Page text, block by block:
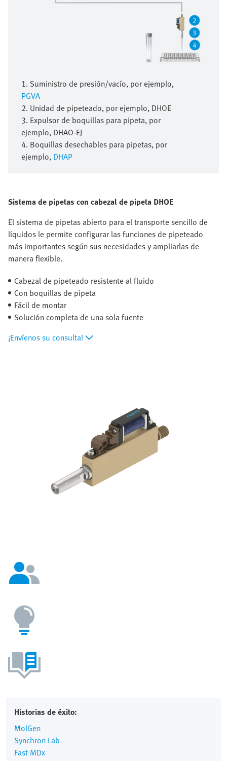
1. Suministro de presión/vacío, por ejemplo,
PGVA
2. Unidad de pipeteado, por ejemplo, DHOE
3. Expulsor de boquillas para pipeta, por
ejemplo, DHAO-EJ
4. Boquillas desechables para pipetas, por
ejemplo, DHAP
Sistema de pipetas con cabezal de pipeta DHOE
El sistema de pipetas abierto para el transporte sencillo de
líquidos le permite configurar las funciones de pipeteado
más importantes según sus necesidades y ampliarlas de
manera flexible.
Cabezal de pipeteado resistente al fluido
Con boquillas de pipeta
Fácil de montar
Solución completa de una sola fuente
¡Envíenos su consulta!
Historias de éxito:
MolGen
Synchron Lab
Fast MDx